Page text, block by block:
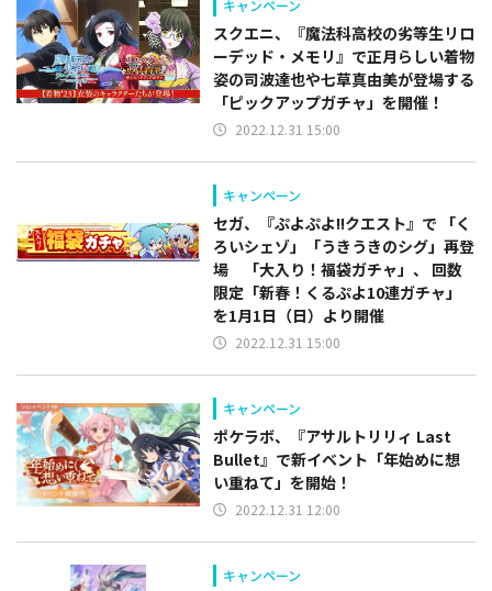
キャンペーン
スクエニ、『魔法科高校の劣等生リロ
ーデッド・メモリ』で正月らしい着物
姿の司波達也や七草真由美が登場する
「ピックアップガチャ」を開催！
2022.12.31 15:00
キャンペーン
セガ、『ぷよぷよ!!クエスト』で 「く
ろいシェゾ」「うきうきのシグ」再登
場 「大入り！福袋ガチャ」、 回数
限定「新春！くるぷよ10連ガチャ」
を1月1日（日）より開催
2022.12.31 15:00
キャンペーン
ポケラボ、『アサルトリリィ Last
Bullet』で新イベント「年始めに想
い重ねて」を開始！
2022.12.31 12:00
キャンペーン